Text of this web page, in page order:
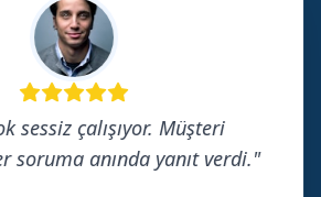
sessiz çalışıyor. Müşteri
soruma anında yanıt verdi."